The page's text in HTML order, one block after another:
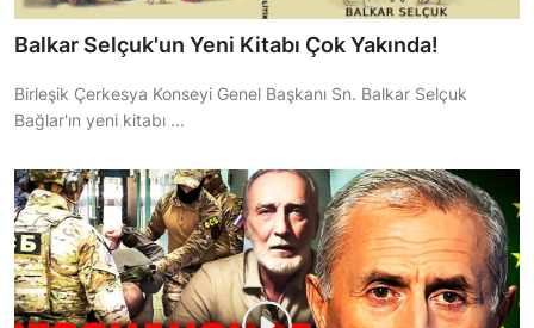
Balkar Selçuk'un Yeni Kitabı Çok Yakında!
Birleşik Çerkesya Konseyi Genel Başkanı Sn. Balkar Selçuk
Bağlar'ın yeni kitabı ...